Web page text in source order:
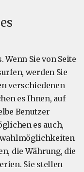
Wenn Sie von Seite
werden Sie
verschiedenen
es Ihnen, auf
Benutzer
es auch,
die Währung, die
Sie stellen